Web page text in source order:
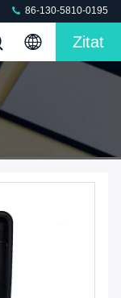
86-130-5810-0195
Zitat